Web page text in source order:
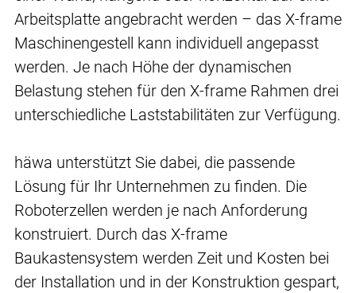
Arbeitsplatte angebracht werden – das X-frame
Maschinengestell kann individuell angepasst
werden. Je nach Höhe der dynamischen
Belastung stehen für den X-frame Rahmen drei
unterschiedliche Laststabilitäten zur Verfügung.
häwa unterstützt Sie dabei, die passende
Lösung für Ihr Unternehmen zu finden. Die
Roboterzellen werden je nach Anforderung
konstruiert. Durch das X-frame
Baukastensystem werden Zeit und Kosten bei
der Installation und in der Konstruktion gespart,